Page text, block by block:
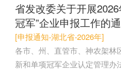
省发改委关于开展
冠军”企业申报工作的
[申报通知-湖北省-2026年]
各市、州、直管市、神农架
新和单项冠军企业认定管理